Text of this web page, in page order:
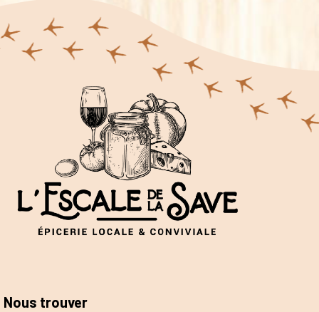
Nous trouver